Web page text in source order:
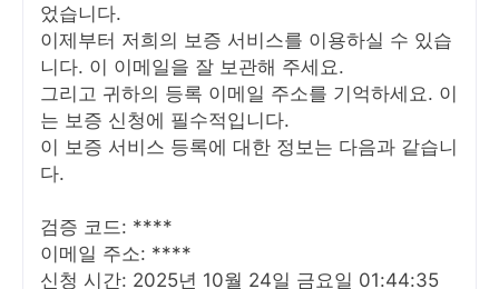
었습니다.
이제부터 저희의 보증 서비스를 이용하실 수 있습
니다. 이 이메일을 잘 보관해 주세요.
그리고 귀하의 등록 이메일 주소를 기억하세요. 이
는 보증 신청에 필수적입니다.
이 보증 서비스 등록에 대한 정보는 다음과 같습니
다.
검증 코드: ****
이메일 주소: ****
신청 시간: 2025년 10월 24일 금요일 01:44:35